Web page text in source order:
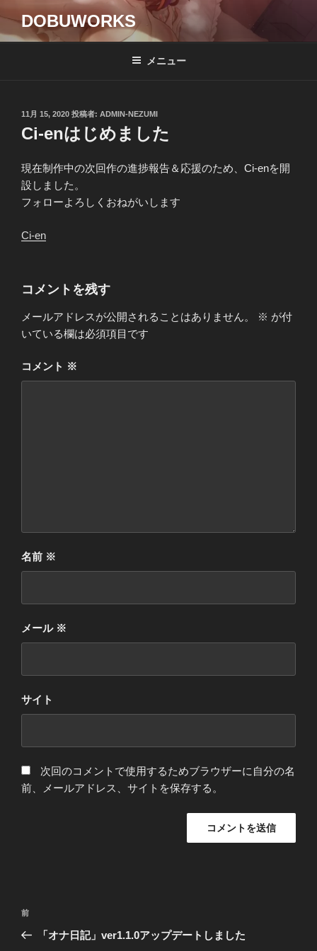
DOBUWORKS
メニュー
11月 15, 2020 投稿者: ADMIN-NEZUMI
Ci-enはじめました
現在制作中の次回作の進捗報告＆応援のため、Ci-enを開
設しました。
フォローよろしくおねがいします
Ci-en
コメントを残す
メールアドレスが公開されることはありません。 ※ が付
いている欄は必須項目です
コメント ※
名前 ※
メール ※
サイト
次回のコメントで使用するためブラウザーに自分の名
前、メールアドレス、サイトを保存する。
前
「オナ日記」ver1.1.0アップデートしました